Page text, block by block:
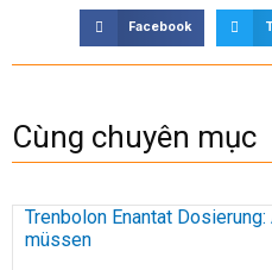
Facebook
Cùng chuyên mục
Trenbolon Enantat
müssen